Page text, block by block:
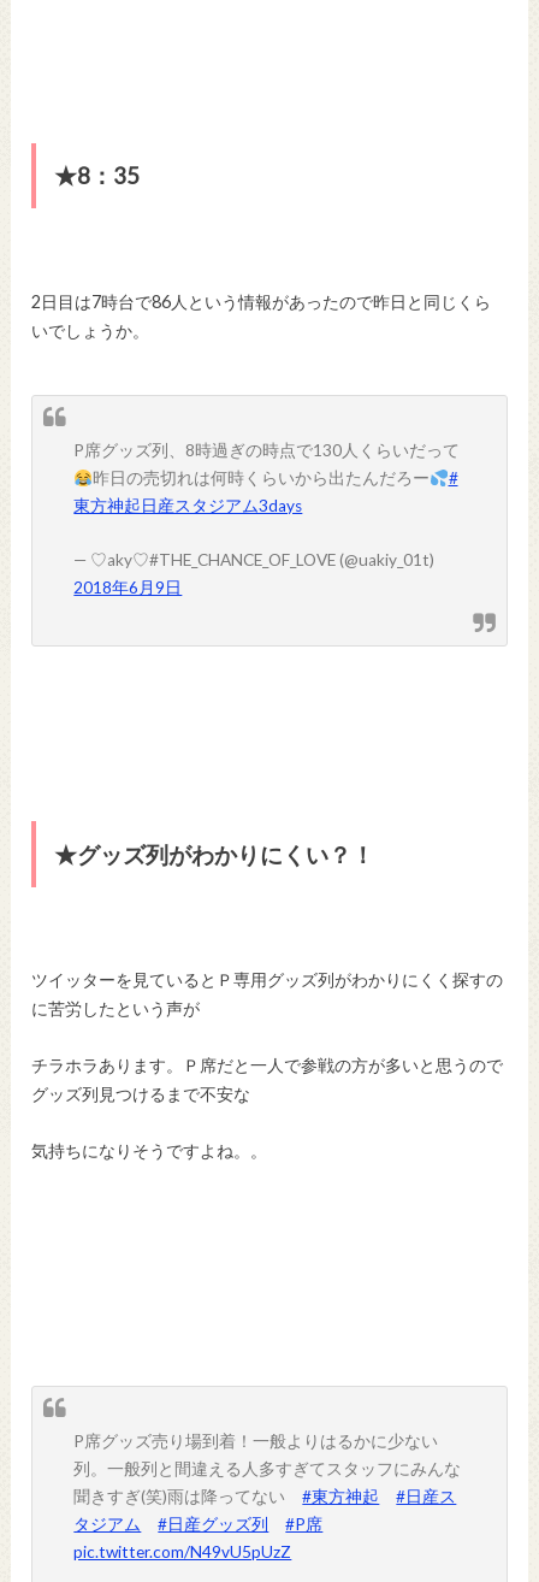
★8：35
2日目は7時台で86人という情報があったので昨日と同じくら
いでしょうか。
P席グッズ列、8時過ぎの時点で130人くらいだって
昨日の売切れは何時くらいから出たんだろー
#
東方神起日産スタジアム3days
— ♡aky♡#THE_CHANCE_OF_LOVE (@uakiy_01t)
2018年6月9日
★グッズ列がわかりにくい？！
ツイッターを見ているとＰ専用グッズ列がわかりにくく探すの
に苦労したという声が
チラホラあります。Ｐ席だと一人で参戦の方が多いと思うので
グッズ列見つけるまで不安な
気持ちになりそうですよね。。
P席グッズ売り場到着！一般よりはるかに少ない
列。一般列と間違える人多すぎてスタッフにみんな
聞きすぎ(笑)雨は降ってない#東方神起
#日産ス
タジアム
#日産グッズ列
#P席
pic.twitter.com/N49vU5pUzZ